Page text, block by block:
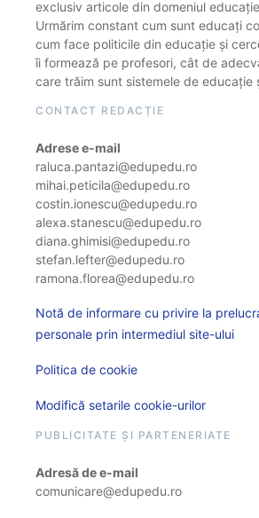
exclusiv articole din domeniul
Urmărim constant cum sunt educați
cum face politicile din educație și
îi formează pe profesori, cât de
care trăim sunt sistemele de educație
CONTACT REDACȚIE
Adrese e-mail
raluca.pantazi@edupedu.ro
mihai.peticila@edupedu.ro
costin.ionescu@edupedu.ro
alexa.stanescu@edupedu.ro
diana.ghimisi@edupedu.ro
stefan.lefter@edupedu.ro
ramona.florea@edupedu.ro
Notă de informare cu privire la
personale prin intermediul site-ului
Politica de cookie
Modifică setarile cookie-urilor
PUBLICITATE ȘI PARTENERIATE
Adresă de e-mail
comunicare@edupedu.ro